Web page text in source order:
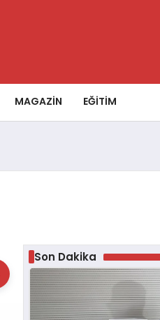
MAGAZİN EĞİTİM
Son Dakika